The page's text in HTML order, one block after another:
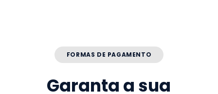
FORMAS DE PAGAMENTO
Garanta a sua